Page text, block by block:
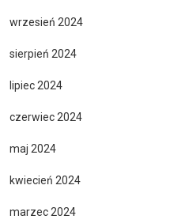
wrzesień 2024
sierpień 2024
lipiec 2024
czerwiec 2024
maj 2024
kwiecień 2024
marzec 2024